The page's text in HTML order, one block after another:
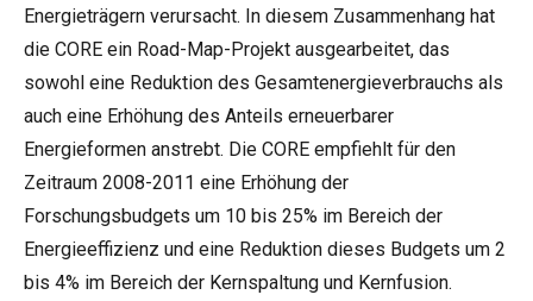
Energieträgern verursacht. In diesem Zusammenhang hat
die CORE ein Road-Map-Projekt ausgearbeitet, das
sowohl eine Reduktion des Gesamtenergieverbrauchs als
auch eine Erhöhung des Anteils erneuerbarer
Energieformen anstrebt. Die CORE empfiehlt für den
Zeitraum 2008-2011 eine Erhöhung der
Forschungsbudgets um 10 bis 25% im Bereich der
Energieeffizienz und eine Reduktion dieses Budgets um 2
bis 4% im Bereich der Kernspaltung und Kernfusion.